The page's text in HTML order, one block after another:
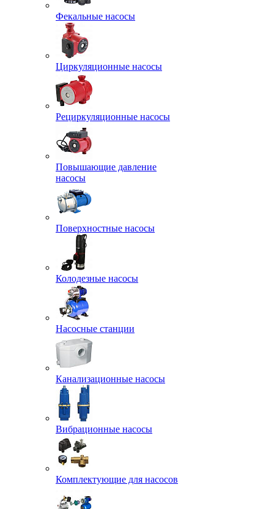
Фекальные насосы
Циркуляционные насосы
Рециркуляционные насосы
Повышающие давление
насосы
Поверхностные насосы
Колодезные насосы
Насосные станции
Канализационные насосы
Вибрационные насосы
Комплектующие для насосов